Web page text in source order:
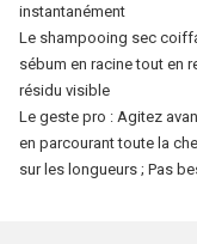
instantanément
Le shampooing sec
sébum en racine tout en
résidu visible
Le geste pro : Agitez
en parcourant toute la
sur les longueurs ; Pas